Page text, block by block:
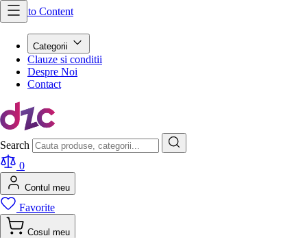
Skip to Content
Categorii
Clauze si conditii
Despre Noi
Contact
Search
0
Contul meu
Favorite
Cosul meu